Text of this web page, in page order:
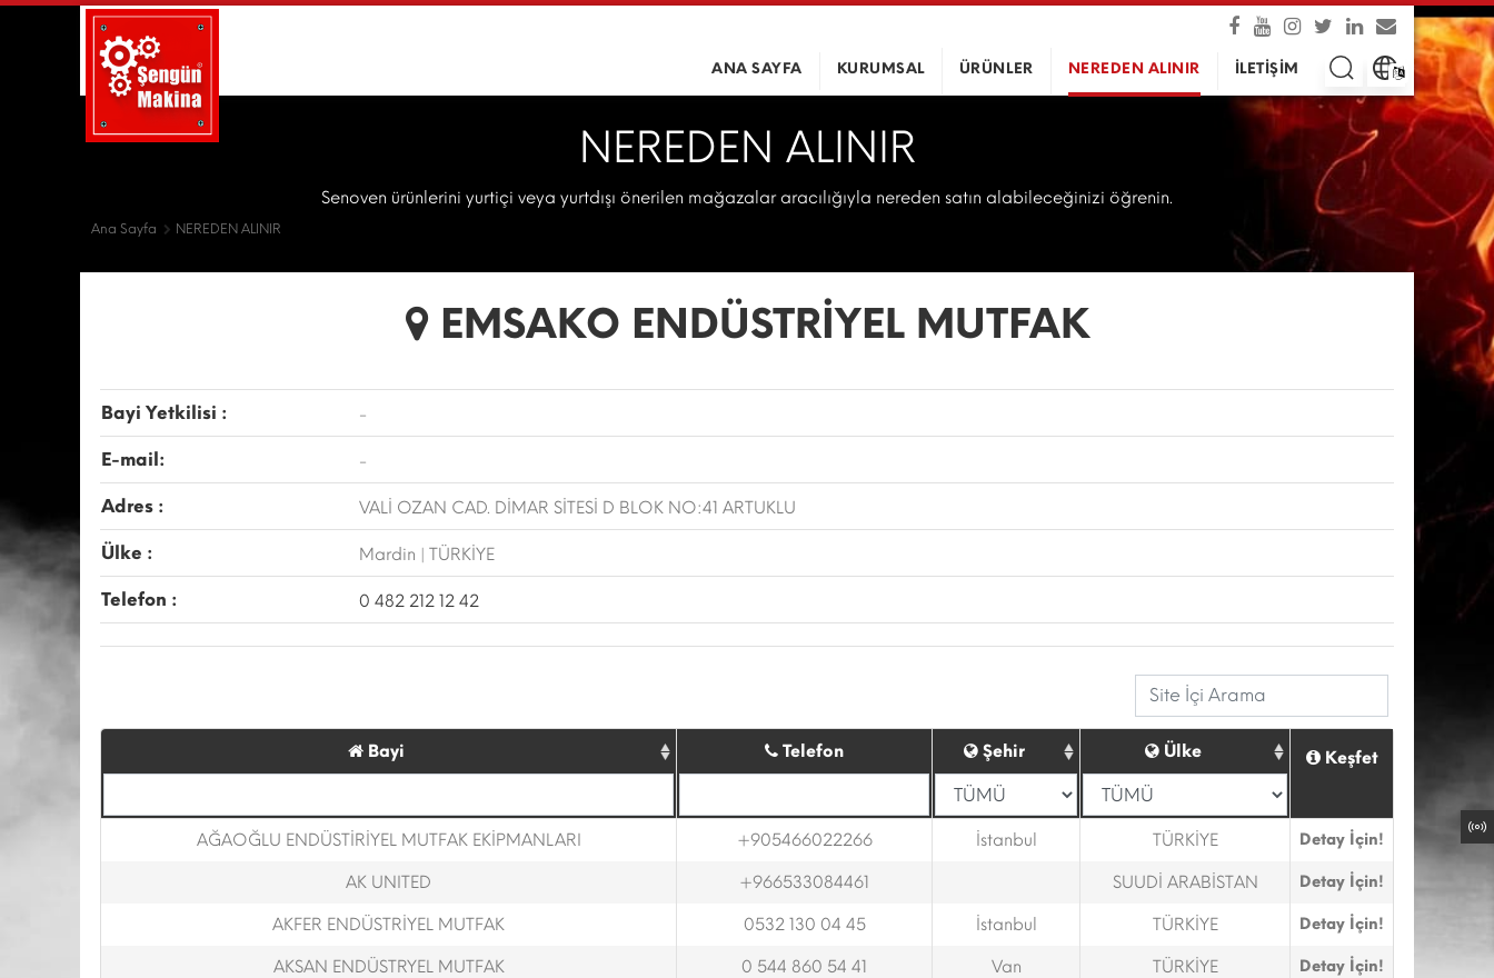
ANA SAYFA KURUMSAL ÜRÜNLER NEREDEN ALINIR İLETİŞİM
NEREDEN ALINIR
Senoven ürünlerini yurtiçi veya yurtdışı önerilen mağazalar aracılığıyla nereden satın alabileceğinizi öğrenin.
Ana Sayfa NEREDEN ALINIR
EMSAKO ENDÜSTRİYEL MUTFAK
Bayi Yetkilisi : -
E-mail: -
Adres : VALİ OZAN CAD. DİMAR SİTESİ D BLOK NO:41 ARTUKLU
Ülke : Mardin | TÜRKİYE
Telefon : 0 482 212 12 42
Bayi Telefon Şehir Ülke Keşfet
AĞAOĞLU ENDÜSTİRİYEL MUTFAK EKİPMANLARI +905466022266 İstanbul TÜRKİYE Detay İçin!
AK UNITED +966533084461 SUUDİ ARABİSTAN Detay İçin!
AKFER ENDÜSTRİYEL MUTFAK 0532 130 04 45 İstanbul TÜRKİYE Detay İçin!
AKSAN ENDÜSTRYEL MUTFAK 0 544 860 54 41 Van TÜRKİYE Detay İçin!